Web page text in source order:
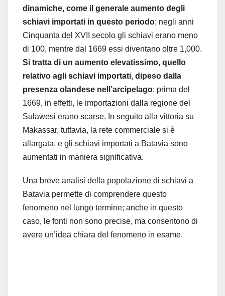
dinamiche, come il generale aumento degli
schiavi importati in questo periodo; negli anni
Cinquanta del XVII secolo gli schiavi erano meno
di 100, mentre dal 1669 essi diventano oltre 1,000.
Si tratta di un aumento elevatissimo, quello
relativo agli schiavi importati, dipeso dalla
presenza olandese nell’arcipelago; prima del
1669, in effetti, le importazioni dalla regione del
Sulawesi erano scarse. In seguito alla vittoria su
Makassar, tuttavia, la rete commerciale si è
allargata, e gli schiavi importati a Batavia sono
aumentati in maniera significativa.
Una breve analisi della popolazione di schiavi a
Batavia permette di comprendere questo
fenomeno nel lungo termine; anche in questo
caso, le fonti non sono precise, ma consentono di
avere un’idea chiara del fenomeno in esame.